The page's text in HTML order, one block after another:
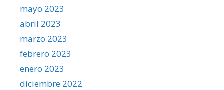
mayo 2023
abril 2023
marzo 2023
febrero 2023
enero 2023
diciembre 2022